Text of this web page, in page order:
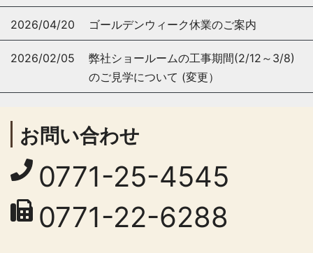
2026/04/20 ゴールデンウィーク休業のご案内
2026/02/05
弊社ショールームの工事期間(2/12～3/8)
のご見学について (変更）
お問い合わせ
0771-25-4545
0771-22-6288